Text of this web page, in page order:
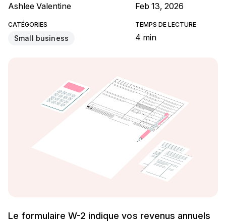
Ashlee Valentine Feb 13, 2026
CATÉGORIES
Small business
TEMPS DE LECTURE
4 min
Le formulaire W-2 indique vos revenus annuels